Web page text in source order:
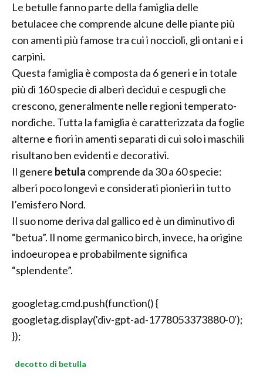
Le betulle fanno parte della famiglia delle
betulacee che comprende alcune delle piante più
con amenti più famose tra cui i noccioli, gli ontani e i
carpini.
Questa famiglia è composta da 6 generi e in totale
più di 160 specie di alberi decidui e cespugli che
crescono, generalmente nelle regioni temperato-
nordiche. Tutta la famiglia è caratterizzata da foglie
alterne e fiori in amenti separati di cui solo i maschili
risultano ben evidenti e decorativi.
Il genere betula comprende da 30 a 60 specie:
alberi poco longevi e considerati pionieri in tutto
l’emisfero Nord.
Il suo nome deriva dal gallico ed è un diminutivo di
“betua”. Il nome germanico birch, invece, ha origine
indoeuropea e probabilmente significa
“splendente”.
googletag.cmd.push(function() {
googletag.display('div-gpt-ad-1778053373880-0');
});
decotto di betulla